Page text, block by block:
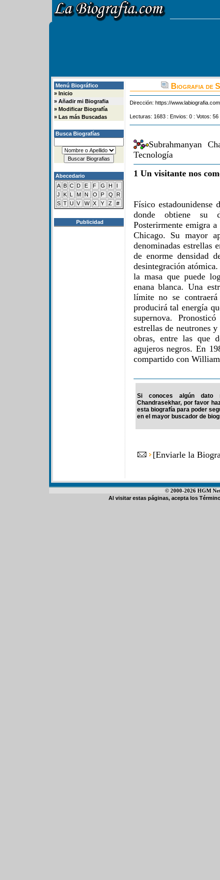
Menú Biográfico
» Inicio
» Añadir mi Biografia
» Modificar Biografía
» Las más Buscadas
Busca Biografías
Abecedario
A B C D E F G H
I
J
K L M N O P Q
R
S T U V W X Y Z #
Publicidad
Biografia de
Dirección: https://
Lecturas: 1683 : Envios: 0 : Votos:
Subrahmanyan
Tecnología
1 Un visitante nos
Físico estadounidense
donde obtiene su
Posterirmente emigra
Chicago. Su mayor
denominadas estrellas
de enorme densidad
desintegración
la masa que puede
enana blanca. Una
límite no se
producirá tal energía
supernova.
estrellas de neutrones
obras, entre las que
agujeros negros. En
compartido con
Si conoces algún dato
Chandrasekhar, por favor
esta biografía para poder
en el mayor buscador de
[Enviarle la
© 2000-2026 HGM
Al visitar estas páginas, acepta los